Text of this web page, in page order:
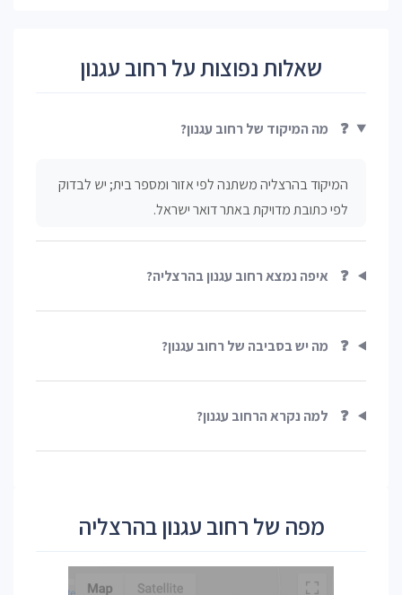
שאלות נפוצות על רחוב עגנון
❓ מה המיקוד של רחוב עגנון?
המיקוד בהרצליה משתנה לפי אזור ומספר בית; יש לבדוק
לפי כתובת מדויקת באתר דואר ישראל.
❓ איפה נמצא רחוב עגנון בהרצליה?
❓ מה יש בסביבה של רחוב עגנון?
❓ למה נקרא הרחוב עגנון?
מפה של רחוב עגנון בהרצליה